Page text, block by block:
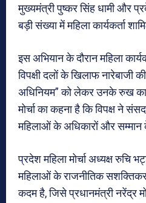
मुख्यमंत्री पुष्कर सिंह धामी और
बड़ी संख्या में महिला कार्यकर्ता
इस अभियान के दौरान महिला
विपक्षी दलों के खिलाफ नारेबाजी
अधिनियम” को लेकर उनके रुख का
मोर्चा का कहना है कि विपक्ष ने
महिलाओं के अधिकारों और
प्रदेश महिला मोर्चा अध्यक्ष रुचि
महिलाओं के राजनीतिक
कदम है, जिसे प्रधानमंत्री नरेंद्र